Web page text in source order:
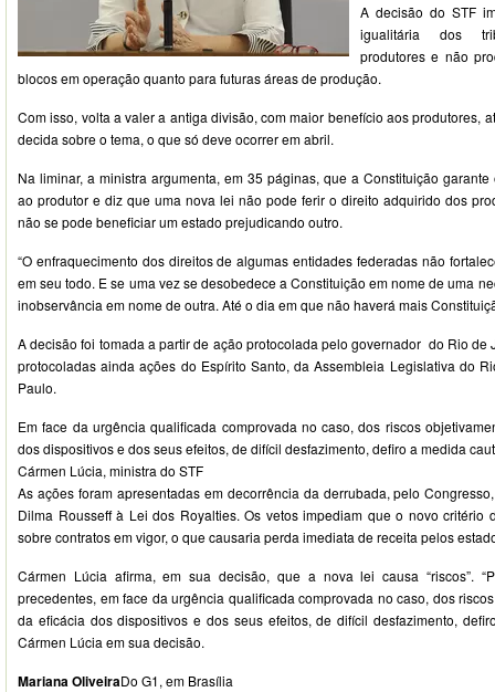
A decisão do STF
igualitária dos
produtores e não
blocos em operação quanto para futuras áreas de produção.
Com isso, volta a valer a antiga divisão, com maior benefício aos produtores,
decida sobre o tema, o que só deve ocorrer em abril.
Na liminar, a ministra argumenta, em 35 páginas, que a Constituição
ao produtor e diz que uma nova lei não pode ferir o direito adquirido dos
não se pode beneficiar um estado prejudicando outro.
“O enfraquecimento dos direitos de algumas entidades federadas não
em seu todo. E se uma vez se desobedece a Constituição em nome de uma
inobservância em nome de outra. Até o dia em que não haverá mais
A decisão foi tomada a partir de ação protocolada pelo governador do Rio de
protocoladas ainda ações do Espírito Santo, da Assembleia Legislativa do
Paulo.
Em face da urgência qualificada comprovada no caso, dos riscos
dos dispositivos e dos seus efeitos, de difícil desfazimento, defiro a medida
Cármen Lúcia, ministra do STF
As ações foram apresentadas em decorrência da derrubada, pelo
Dilma Rousseff à Lei dos Royalties. Os vetos impediam que o novo critério
sobre contratos em vigor, o que causaria perda imediata de receita pelos
Cármen Lúcia afirma, em sua decisão, que a nova lei causa “riscos”.
precedentes, em face da urgência qualificada comprovada no caso, dos
da eficácia dos dispositivos e dos seus efeitos, de difícil desfazimento,
Cármen Lúcia em sua decisão.
Mariana OliveiraDo G1, em Brasília